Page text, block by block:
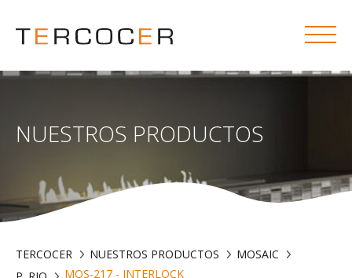
NUESTROS PRODUCTOS
TERCOCER NUESTROS PRODUCTOS
MOSAIC
MOS-217 - INTERLOCK